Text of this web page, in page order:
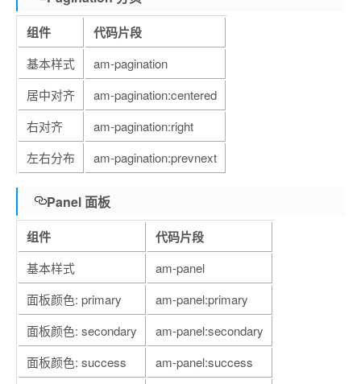
组件 代码片段
基本样式
am-pagination
居中对齐
am-pagination:centered
右对齐
am-pagination:right
左右分布
am-pagination:prevnext
Panel 面板
组件 代码片段
基本样式
am-panel
面板颜色: primary
am-panel:primary
面板颜色: secondary
am-panel:secondary
面板颜色: success
am-panel:success